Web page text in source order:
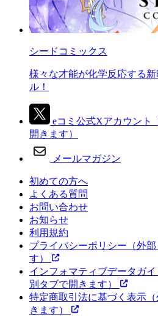
シードコミックス
様々な才能が化学反応する
ル！
eコミ公式Xアカウント
開きます）
メールマガジン
初めての方へ
よくある質問
お問い合わせ
お知らせ
利用規約
プライバシーポリシー （外
す）
インフォマティブデータガ
別タブで開きます）
特定商取引法に基づく表示
きます）